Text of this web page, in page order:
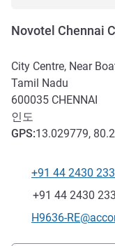
Novotel Chennai
City Centre, Near
Tamil Nadu
600035 CHENNAI
인도
GPS:13.029779,
전화
+91 44 2430
팩스
+91 44 2430
E-mail
H9636-